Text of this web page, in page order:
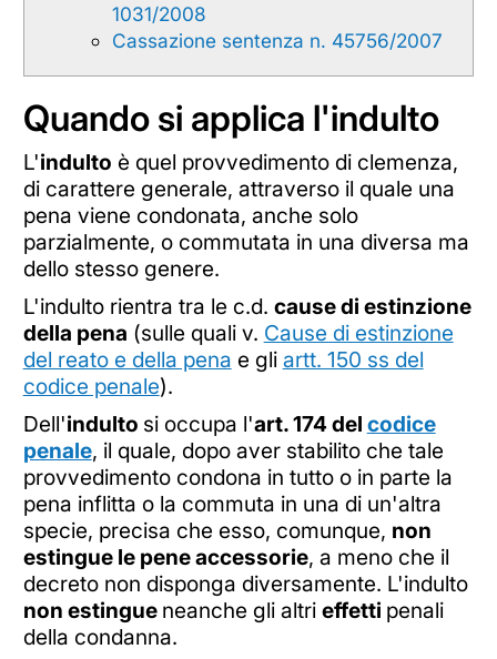
1031/2008
Cassazione sentenza n. 45756/2007
Quando si applica l'indulto
L'indulto è quel provvedimento di clemenza,
di carattere generale, attraverso il quale una
pena viene condonata, anche solo
parzialmente, o commutata in una diversa ma
dello stesso genere.
L'indulto rientra tra le c.d. cause di estinzione
della pena (sulle quali v. Cause di estinzione
del reato e della pena e gli artt. 150 ss del
codice penale).
Dell'indulto si occupa l'art. 174 del codice
penale, il quale, dopo aver stabilito che tale
provvedimento condona in tutto o in parte la
pena inflitta o la commuta in una di un'altra
specie, precisa che esso, comunque, non
estingue le pene accessorie, a meno che il
decreto non disponga diversamente. L'indulto
non estingue neanche gli altri effetti penali
della condanna.